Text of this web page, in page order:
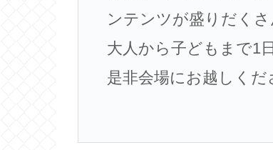
ンテンツが盛りだくさ
大人から子どもまで1
是非会場にお越しくだ